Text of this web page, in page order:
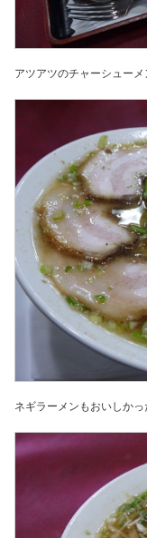
アツアツのチャーシューメ
ネギラーメンもおいしかっ